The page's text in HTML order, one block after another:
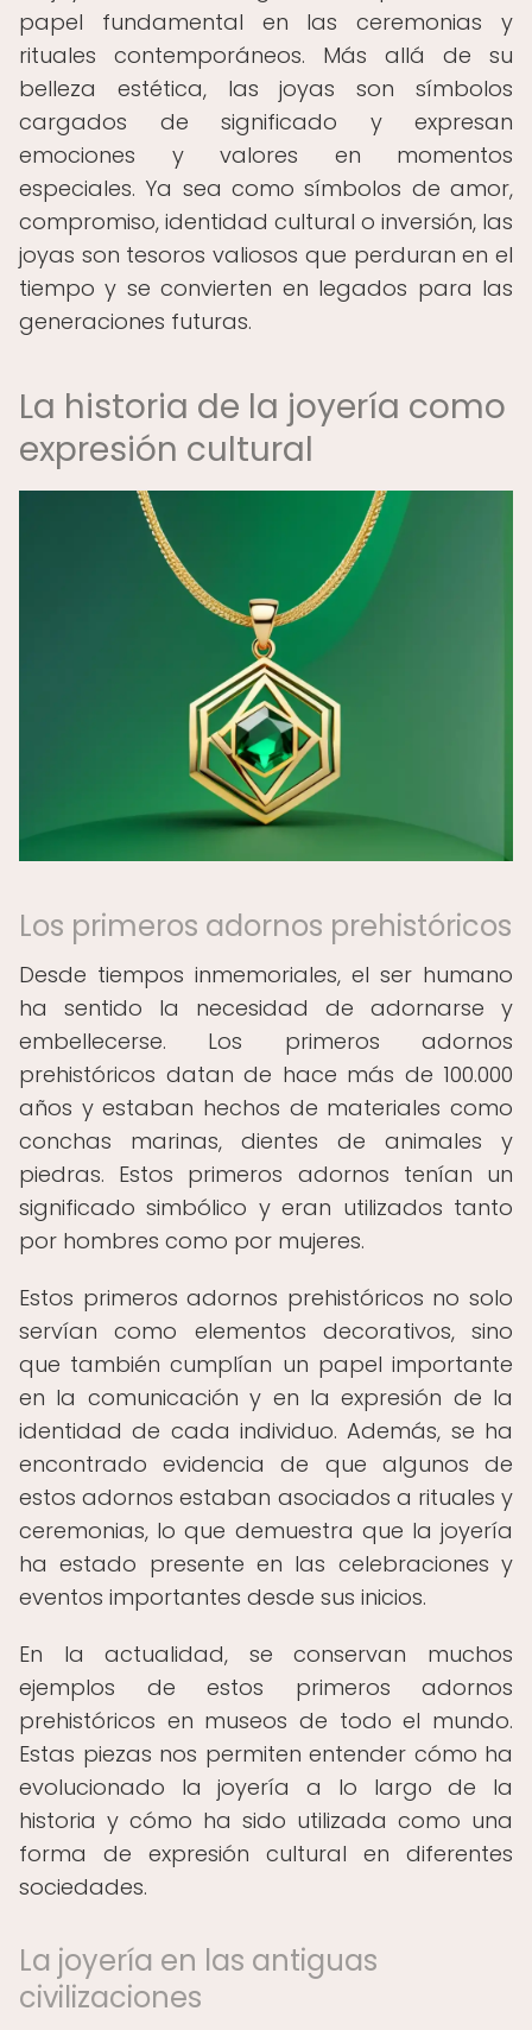
papel fundamental en las ceremonias y
rituales contemporáneos. Más allá de su
belleza estética, las joyas son símbolos
cargados de significado y expresan
emociones y valores en momentos
especiales. Ya sea como símbolos de amor,
compromiso, identidad cultural o inversión, las
joyas son tesoros valiosos que perduran en el
tiempo y se convierten en legados para las
generaciones futuras.
La historia de la joyería como
expresión cultural
Los primeros adornos prehistóricos
Desde tiempos inmemoriales, el ser humano
ha sentido la necesidad de adornarse y
embellecerse. Los primeros adornos
prehistóricos datan de hace más de 100.000
años y estaban hechos de materiales como
conchas marinas, dientes de animales y
piedras. Estos primeros adornos tenían un
significado simbólico y eran utilizados tanto
por hombres como por mujeres.
Estos primeros adornos prehistóricos no solo
servían como elementos decorativos, sino
que también cumplían un papel importante
en la comunicación y en la expresión de la
identidad de cada individuo. Además, se ha
encontrado evidencia de que algunos de
estos adornos estaban asociados a rituales y
ceremonias, lo que demuestra que la joyería
ha estado presente en las celebraciones y
eventos importantes desde sus inicios.
En la actualidad, se conservan muchos
ejemplos de estos primeros adornos
prehistóricos en museos de todo el mundo.
Estas piezas nos permiten entender cómo ha
evolucionado la joyería a lo largo de la
historia y cómo ha sido utilizada como una
forma de expresión cultural en diferentes
sociedades.
La joyería en las antiguas
civilizaciones